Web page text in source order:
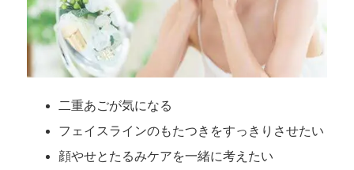
二重あごが気になる
フェイスラインのもたつきをすっきりさせたい
顔やせとたるみケアを一緒に考えたい